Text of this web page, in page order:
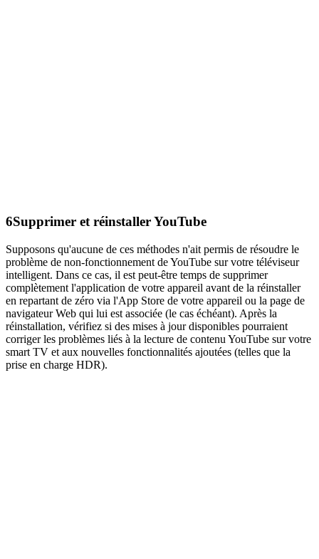
6Supprimer et réinstaller YouTube
Supposons qu'aucune de ces méthodes n'ait permis de résoudre le
problème de non-fonctionnement de YouTube sur votre téléviseur
intelligent. Dans ce cas, il est peut-être temps de supprimer
complètement l'application de votre appareil avant de la réinstaller
en repartant de zéro via l'App Store de votre appareil ou la page de
navigateur Web qui lui est associée (le cas échéant). Après la
réinstallation, vérifiez si des mises à jour disponibles pourraient
corriger les problèmes liés à la lecture de contenu YouTube sur votre
smart TV et aux nouvelles fonctionnalités ajoutées (telles que la
prise en charge HDR).